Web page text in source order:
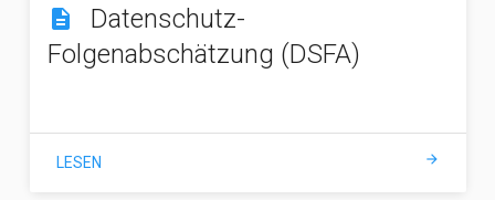
description
Datenschutz-
Folgenabschätzung (DSFA)
LESEN arrow_forward